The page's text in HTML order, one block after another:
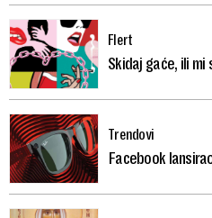
Flert
Skidaj gaće, ili mi
Trendovi
Facebook